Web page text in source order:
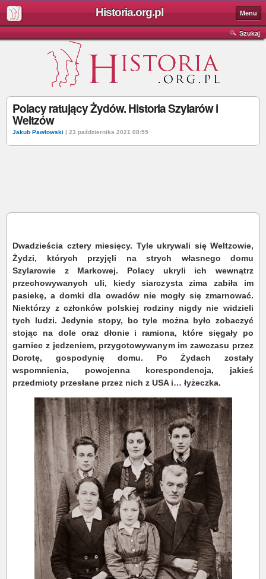
Historia.org.pl Menu
Szukaj
Polacy ratujący Żydów. Historia Szylarów i
Weltzów
Jakub Pawłowski | 23 października 2021 08:55
Dwadzieścia cztery miesięcy. Tyle ukrywali się Weltzowie,
Żydzi, których przyjęli na strych własnego domu
Szylarowie z Markowej. Polacy ukryli ich wewnątrz
przechowywanych uli, kiedy siarczysta zima zabiła im
pasiekę, a domki dla owadów nie mogły się zmarnować.
Niektórzy z członków polskiej rodziny nigdy nie widzieli
tych ludzi. Jedynie stopy, bo tyle można było zobaczyć
stojąc na dole oraz dłonie i ramiona, które sięgały po
garniec z jedzeniem, przygotowywanym im zawczasu przez
Dorotę, gospodynię domu. Po Żydach zostały
wspomnienia, powojenna korespondencja, jakieś
przedmioty przesłane przez nich z USA i… łyżeczka.